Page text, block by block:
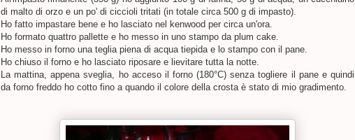
di malto di orzo e un po' di ciccioli tritati (in totale circa 500 g di impasto).
Ho fatto impastare bene e ho lasciato nel kenwood per circa un'ora.
Ho formato quattro pallette e ho messo in uno stampo da plum cake.
Ho messo in forno una teglia piena di acqua tiepida e lo stampo con il pane.
Ho chiuso il forno e ho lasciato riposare e lievitare tutta la notte.
La mattina, appena sveglia, ho acceso il forno (180°C) senza togliere il pane e quindi
da forno freddo ho cotto fino a quando il colore della crosta è stato di mio gradimento.